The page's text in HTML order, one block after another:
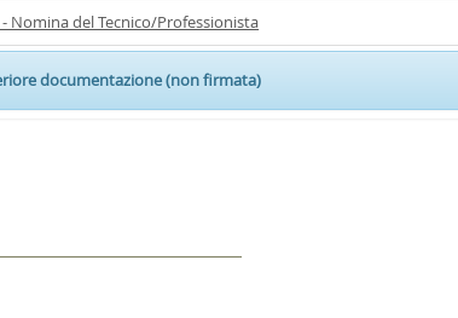
- Nomina del Tecnico/Professionista
documentazione (non firmata)